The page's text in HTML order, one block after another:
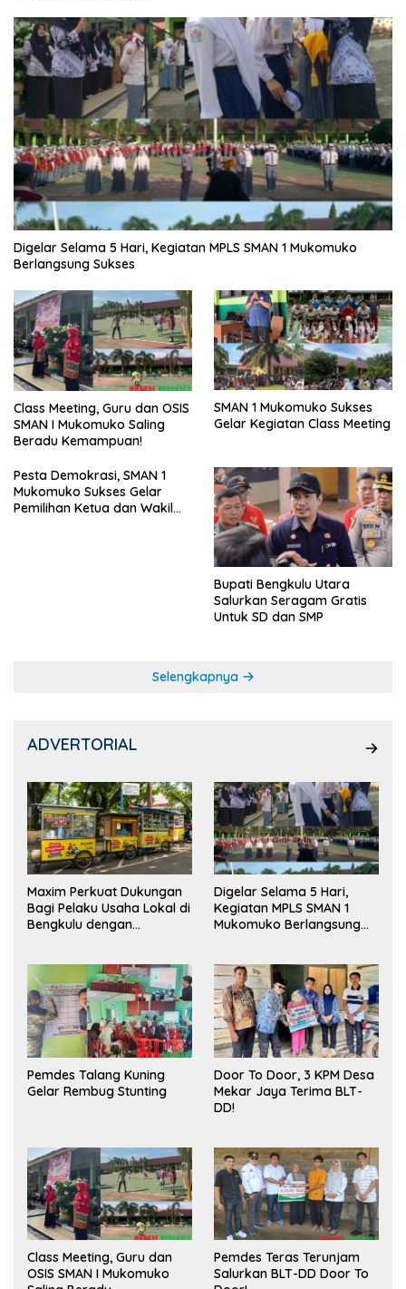
Digelar Selama 5 Hari, Kegiatan MPLS SMAN 1 Mukomuko
Berlangsung Sukses
Class Meeting, Guru dan OSIS
SMAN I Mukomuko Saling
Beradu Kemampuan!
SMAN 1 Mukomuko Sukses
Gelar Kegiatan Class Meeting
Pesta Demokrasi, SMAN 1
Mukomuko Sukses Gelar
Pemilihan Ketua dan Wakil
Bupati Bengkulu Utara
Salurkan Seragam Gratis
Untuk SD dan SMP
Selengkapnya
ADVERTORIAL
Maxim Perkuat Dukungan
Bagi Pelaku Usaha Lokal di
Bengkulu dengan
Pasar
Digelar Selama 5 Hari,
Kegiatan MPLS SMAN 1
Mukomuko Berlangsung
Pemdes Talang Kuning
Gelar Rembug Stunting
Door To Door, 3 KPM Desa
Mekar Jaya Terima BLT-
DD!
Class Meeting, Guru dan
OSIS SMAN I Mukomuko
Pemdes Teras Terunjam
Salurkan BLT-DD Door To